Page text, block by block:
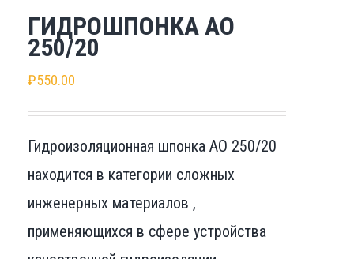
ГИДРОШПОНКА АО
250/20
₽550.00
Гидроизоляционная шпонка АО 250/20
находится в категории сложных
инженерных материалов ,
применяющихся в сфере устройства